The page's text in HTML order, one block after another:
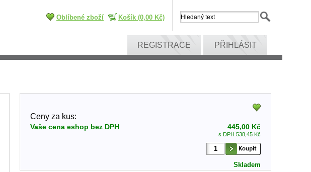
Oblíbené zboží Košík (0,00 Kč)
REGISTRACE PŘIHLÁSIT
Ceny za kus:
Vaše cena eshop bez DPH 445,00 Kč
s DPH 538,45 Kč
Skladem